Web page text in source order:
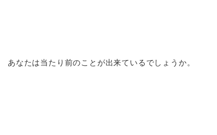
あなたは当たり前のことが出来ているでしょうか。